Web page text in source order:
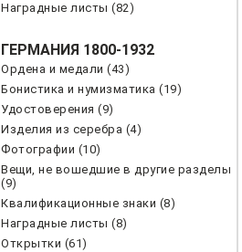
Наградные листы (82)
ГЕРМАНИЯ 1800-1932
Ордена и медали (43)
Бонистика и нумизматика (19)
Удостоверения (9)
Изделия из серебра (4)
Фотографии (10)
Вещи, не вошедшие в другие разделы
(9)
Квалификационные знаки (8)
Наградные листы (8)
Открытки (61)